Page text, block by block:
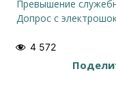
превышение
допрос с
4 572